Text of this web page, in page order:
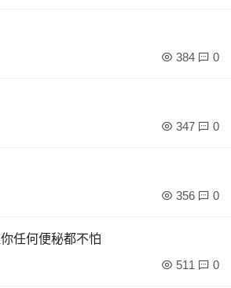
384 0
347 0
356 0
任何便秘都不怕
511 0